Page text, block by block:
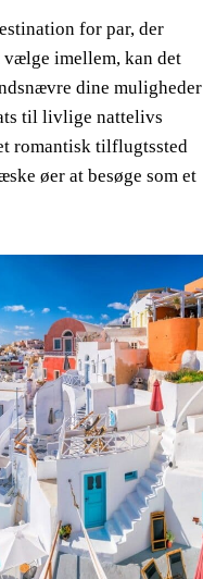
for par, der
vælge imellem, kan det
dine muligheder
til livlige nattelivs
romantisk tilflugtssted
øer at besøge som et